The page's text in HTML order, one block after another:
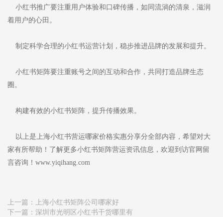
小红书推广要注重用户体验和口碑传播，如同流淌的清泉，滋润
着用户的心田。
制定科学合理的小红书运营计划，稳步推进品牌的发展和提升。
小红书矩阵要注重账号之间的互动和合作，共同打造品牌生态
圈。
构建有效的小红书矩阵，提升传播效果。
以上是上海小红书营运哪家价格实惠分享分全部内容，希望对大
家有所帮助！了解更多小红书矩阵营运资讯信息，欢迎到访官网留
言咨询！www.yiqihang.com
上一篇：
上海小红书矩阵公司哪家好
下一篇： 深圳市光明区小红书干货哪里有